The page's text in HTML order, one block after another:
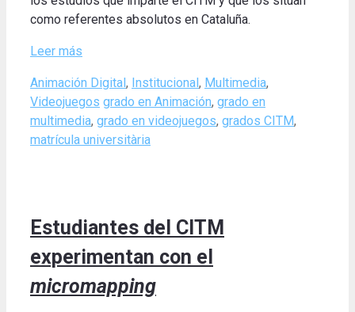
como referentes absolutos en Cataluña.
Leer más
Categories
Animación Digital, Institucional, Multimedia,
Videojuegos Tags
grado en Animación, grado en
multimedia, grado en videojuegos, grados CITM,
matrícula universitària
Estudiantes del CITM
experimentan con el
micromapping